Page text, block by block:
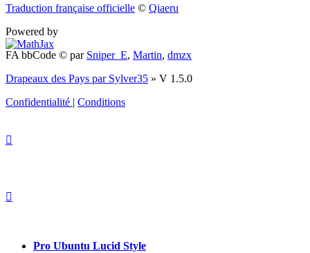
nouvel
Traduction française officielle © Qiaeru
Powered by
FA bbCode © par Sniper_E, Martin, dmzx
Drapeaux des Pays par Sylver35 » V 1.5.0
Confidentialité | Conditions
Pro Ubuntu Lucid Style